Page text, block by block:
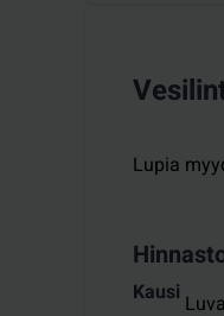
Lupia
Kausi